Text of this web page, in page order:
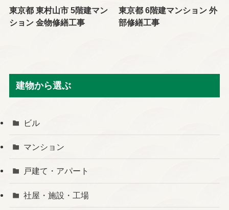
東京都 東村山市 5階建マン
ション 金物修繕工事
東京都 6階建マンション 外
部修繕工事
建物から選ぶ
ビル
マンション
戸建て・アパート
社屋・施設・工場